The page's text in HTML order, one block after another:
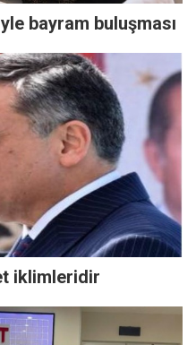
bayram buluşması
iklimleridir